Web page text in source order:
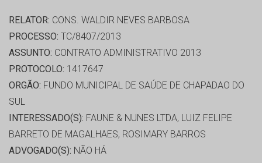
RELATOR: CONS. WALDIR NEVES BARBOSA
PROCESSO: TC/8407/2013
ASSUNTO: CONTRATO ADMINISTRATIVO 2013
PROTOCOLO: 1417647
ORGÃO: FUNDO MUNICIPAL DE SAÚDE DE CHAPADAO DO
SUL
INTERESSADO(S): FAUNE & NUNES LTDA, LUIZ FELIPE
BARRETO DE MAGALHAES, ROSIMARY BARROS
ADVOGADO(S): NÃO HÁ